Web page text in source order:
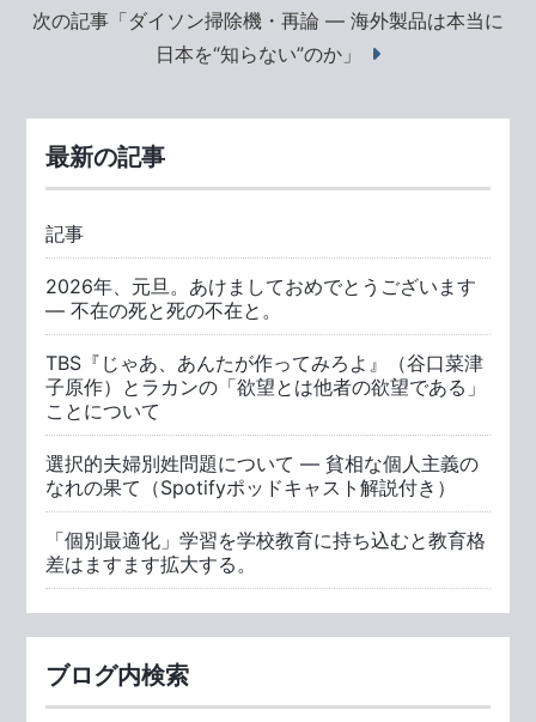
次の記事「ダイソン掃除機・再論 ― 海外製品は本当に
日本を“知らない”のか」
最新の記事
記事
2026年、元旦。あけましておめでとうございます
― 不在の死と死の不在と。
TBS『じゃあ、あんたが作ってみろよ』（谷口菜津
子原作）とラカンの「欲望とは他者の欲望である」
ことについて
選択的夫婦別姓問題について ― 貧相な個人主義の
なれの果て（Spotifyポッドキャスト解説付き）
「個別最適化」学習を学校教育に持ち込むと教育格
差はますます拡大する。
ブログ内検索